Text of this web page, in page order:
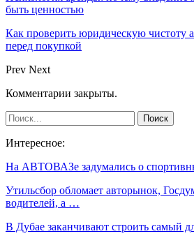
быть ценностью
Как проверить юридическую чистоту
перед покупкой
Prev Next
Комментарии закрыты.
Интересное:
На АВТОВАЗе задумались о
Утильсбор обломает авторынок,
водителей, а …
В Дубае заканчивают строить самый